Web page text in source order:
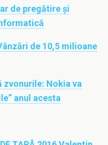
de pregătire şi
de 10,5 milioane
Nokia va
anul acesta